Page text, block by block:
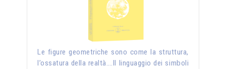
Le figure geometriche sono come la struttura,
l’ossatura della realtà….Il linguaggio dei simboli